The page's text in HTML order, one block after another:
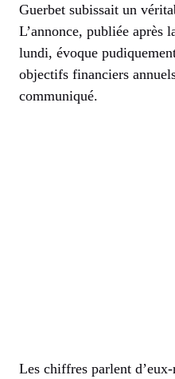
Guerbet subissait un
L’annonce, publiée après
lundi, évoque
objectifs financiers
communiqué.
Les chiffres parlent